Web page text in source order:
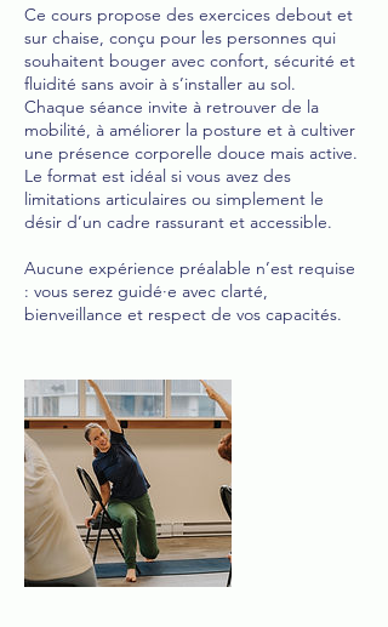
p
t
.
Ce cours propose des exercices debout et
sur chaise, conçu pour les personnes qui
souhaitent bouger avec confort, sécurité et
fluidité sans avoir à s’installer au sol.
Chaque séance invite à retrouver de la
mobilité, à améliorer la posture et à cultiver
une présence corporelle douce mais active.
Le format est idéal si vous avez des
limitations articulaires ou simplement le
désir d’un cadre rassurant et accessible.
Aucune expérience préalable n’est requise
: vous serez guidé·e avec clarté,
bienveillance et respect de vos capacités.